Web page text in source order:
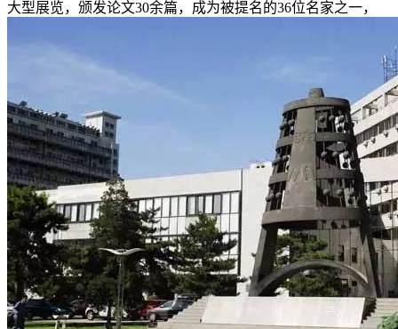
大型展览，颁发论文30余篇，成为被提名的36位名家之一，